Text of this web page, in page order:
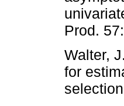
Prod.
Walter,
for